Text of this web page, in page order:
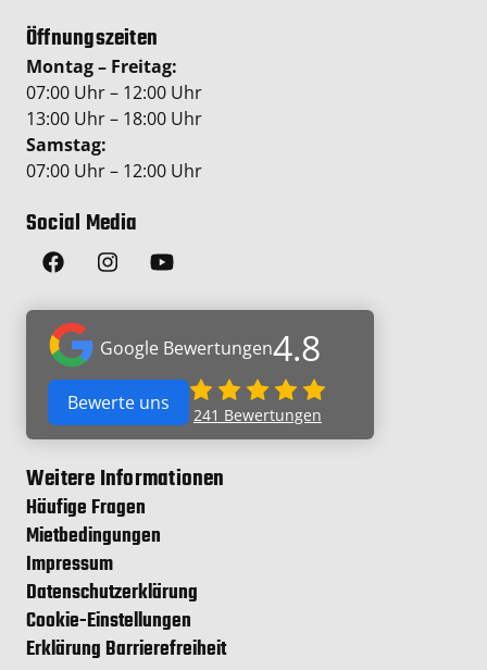
Öffnungszeiten
Montag – Freitag:
07:00 Uhr – 12:00 Uhr
13:00 Uhr – 18:00 Uhr
Samstag:
07:00 Uhr – 12:00 Uhr
Social Media
Google Bewertungen4.8
Bewerte uns
241 Bewertungen
Weitere Informationen
Häufige Fragen
Mietbedingungen
Impressum
Datenschutzerklärung
Cookie-Einstellungen
Erklärung Barrierefreiheit